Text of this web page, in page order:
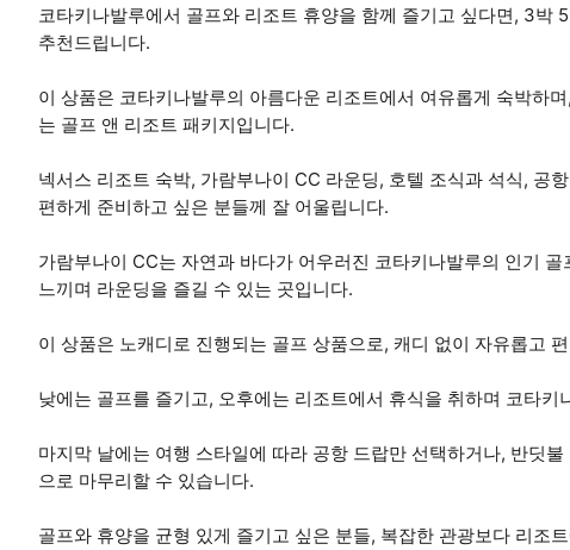
코타키나발루에서 골프와 리조트 휴양을 함께 즐기고 싶다면, 3박
추천드립니다.
이 상품은 코타키나발루의 아름다운 리조트에서 여유롭게 숙박하
는 골프 앤 리조트 패키지입니다.
넥서스 리조트 숙박, 가람부나이 CC 라운딩, 호텔 조식과 석식, 공
편하게 준비하고 싶은 분들께 잘 어울립니다.
가람부나이 CC는 자연과 바다가 어우러진 코타키나발루의 인기
느끼며 라운딩을 즐길 수 있는 곳입니다.
이 상품은 노캐디로 진행되는 골프 상품으로, 캐디 없이 자유롭고
낮에는 골프를 즐기고, 오후에는 리조트에서 휴식을 취하며 코타키
마지막 날에는 여행 스타일에 따라 공항 드랍만 선택하거나, 반딧
으로 마무리할 수 있습니다.
골프와 휴양을 균형 있게 즐기고 싶은 분들, 복잡한 관광보다 리조